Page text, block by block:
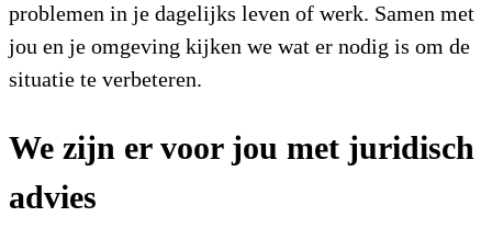
problemen in je dagelijks leven of werk. Samen met
jou en je omgeving kijken we wat er nodig is om de
situatie te verbeteren.
We zijn er voor jou met juridisch
advies